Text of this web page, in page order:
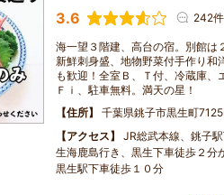
3.6 242件
海一望３階建、高台の宿。別館は
新鮮刺身盛、地物野菜付手作り和
も歓迎！全室Ｂ、Ｔ付、冷蔵庫、
Ｆｉ、駐車無料。満天の星！
住所
千葉県銚子市黒生町
アクセス
JR総武本線、銚子
生海鹿島行き、黒生下車徒歩２分
黒生駅下車徒歩１０分